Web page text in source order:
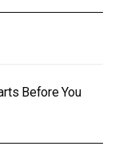
Before You